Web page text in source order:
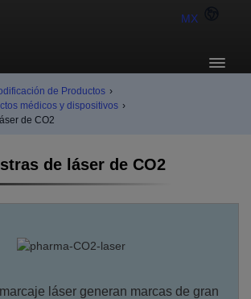
MX
de Productos ›
médicos y dispositivos ›
de CO2
de láser de CO2
láser generan marcas de gran